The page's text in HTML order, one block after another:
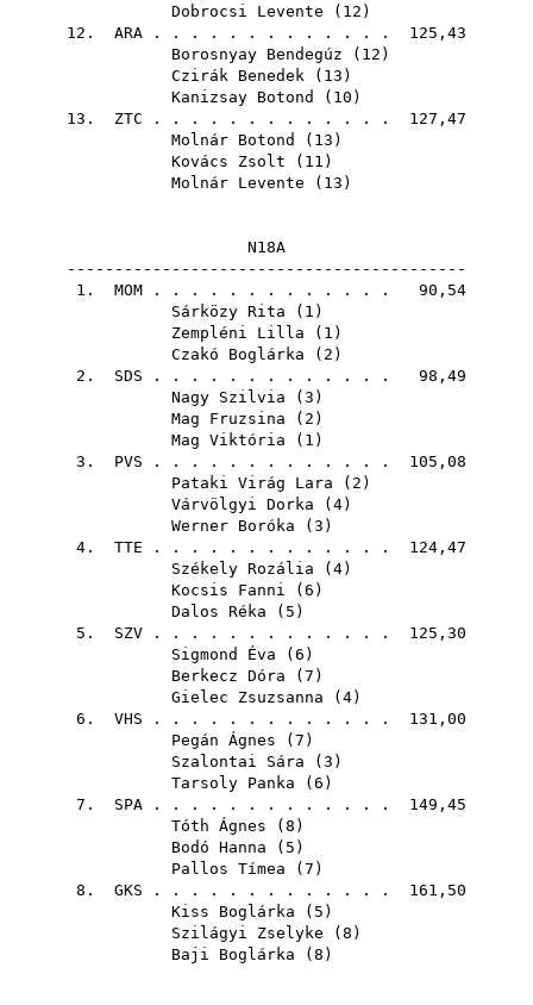
Dobrocsi Levente ( 12 )
12. ARA . . . . . . . . . . . . . 125,43
Borosnyay Bendegúz ( 12 )
Czirák Benedek ( 13 )
Kanizsay Botond
( 10 )
13. ZTC . . . . . . . . . . . . . 127,47
Molnár Botond
( 13 )
Kovács Zsolt ( 11 )
Molnár Levente ( 13 )
N18A
------------------------------------------
1. MOM . . . . . . . . . . . . . 90,54
Sárközy Rita ( 1 )
Zempléni Lilla ( 1 )
Czakó Boglárka ( 2 )
2. SDS . . . . . . . . . . . . . 98,49
Nagy Szilvia ( 3 )
Mag Fruzsina ( 2 )
Mag Viktória ( 1 )
3. PVS . . . . . . . . . . . . . 105,08
Pataki Virág Lara ( 2 )
Várvölgyi Dorka ( 4)
Werner Boróka ( 3 )
4. TTE . . . . . . . . . . . . . 124,47
Székely Rozália ( 4)
Kocsis Fanni ( 6 )
Dalos Réka ( 5 )
5. SZV . . . . . . . . . . . . . 125,30
Sigmond Éva ( 6 )
Berkecz Dóra ( 7 )
Gielec Zsuzsanna ( 4)
6. VHS . . . . . . . . . . . . . 131,00
Pegán Ágnes ( 7 )
Szalontai Sára ( 3 )
Tarsoly Panka ( 6 )
7. SPA . . . . . . . . . . . . . 149,45
Tóth Ágnes ( 8 )
Bodó Hanna ( 5 )
Pallos Tímea ( 7 )
8. GKS . . . . . . . . . . . . . 161,50
Kiss Boglárka ( 5 )
Szilágyi Zselyke ( 8 )
Baji Boglárka ( 8 )